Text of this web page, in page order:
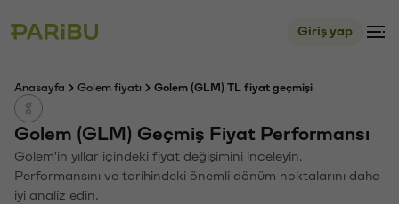
Giriş yap
Anasayfa Golem fiyatı Golem (GLM) TL fiyat geçmişi
Golem (GLM) Geçmiş Fiyat Performansı
Golem'in yıllar içindeki fiyat değişimini inceleyin.
Performansını ve tarihindeki önemli dönüm noktalarını daha
iyi analiz edin.